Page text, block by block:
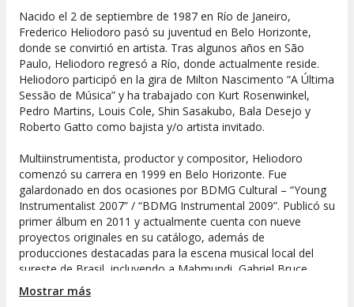
Nacido el 2 de septiembre de 1987 en Río de Janeiro,
Frederico Heliodoro pasó su juventud en Belo Horizonte,
donde se convirtió en artista. Tras algunos años en São
Paulo, Heliodoro regresó a Río, donde actualmente reside.
Heliodoro participó en la gira de Milton Nascimento “A Última
Sessão de Música” y ha trabajado con Kurt Rosenwinkel,
Pedro Martins, Louis Cole, Shin Sasakubo, Bala Desejo y
Roberto Gatto como bajista y/o artista invitado.
Multiinstrumentista, productor y compositor, Heliodoro
comenzó su carrera en 1999 en Belo Horizonte. Fue
galardonado en dos ocasiones por BDMG Cultural – “Young
Instrumentalist 2007” / “BDMG Instrumental 2009”. Publicó su
primer álbum en 2011 y actualmente cuenta con nueve
proyectos originales en su catálogo, además de
producciones destacadas para la escena musical local del
sureste de Brasil, incluyendo a Mahmundi, Gabriel Bruce,
Affonsinho y Paulo Nazareth.
Mostrar más